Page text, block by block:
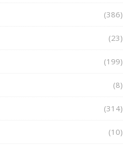
(386)
(23)
(199)
(8)
(314)
(10)